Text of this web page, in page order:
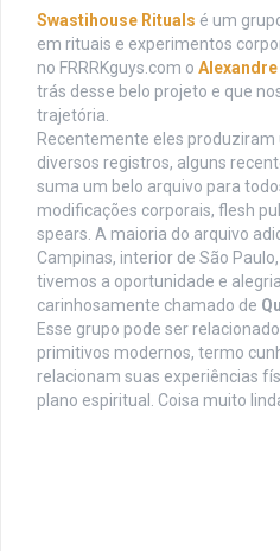
Swastihouse Rituals é um
em rituais e experimentos
no FRRRKguys.com o
trás desse belo projeto e que
trajetória.
Recentemente eles produziram
diversos registros, alguns
suma um belo arquivo para
modificações corporais, flesh
spears. A maioria do arquivo
Campinas, interior de São
tivemos a oportunidade e
carinhosamente chamado de
Esse grupo pode ser
primitivos modernos, termo
relacionam suas experiências
plano espiritual. Coisa muito